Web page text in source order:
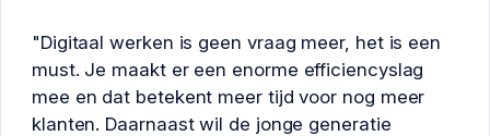
"Digitaal werken is geen vraag meer, het is een
must. Je maakt er een enorme efficiencyslag
mee en dat betekent meer tijd voor nog meer
klanten. Daarnaast wil de jonge generatie